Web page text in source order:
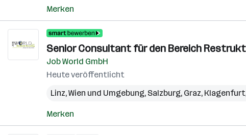
Merken
Senior Consultant für den Bereich
Job World GmbH
Heute veröffentlicht
Linz,Wien und Umgebung, Salzburg, Graz, Klagenfurt
Merken